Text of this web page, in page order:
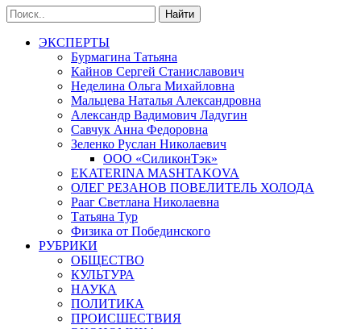
ЭКСПЕРТЫ
Бурмагина Татьяна
Кайнов Сергей Станиславович
Неделина Ольга Михайловна
Мальцева Наталья Александровна
Александр Вадимович Ладугин
Савчук Анна Федоровна
Зеленко Руслан Николаевич
ООО «СиликонТэк»
EKATERINA MASHTAKOVA
ОЛЕГ РЕЗАНОВ ПОВЕЛИТЕЛЬ ХОЛОДА
Рааг Светлана Николаевна
Татьяна Тур
Физика от Побединского
РУБРИКИ
ОБЩЕСТВО
КУЛЬТУРА
НАУКА
ПОЛИТИКА
ПРОИСШЕСТВИЯ